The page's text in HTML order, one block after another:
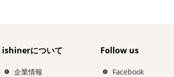
ishinerについて
企業情報
Follow us
Facebook